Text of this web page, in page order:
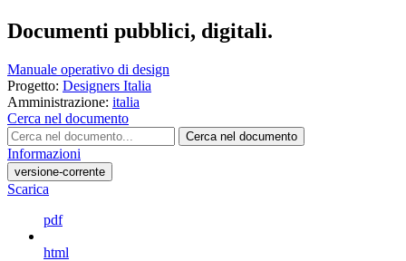
Documenti pubblici, digitali.
Manuale operativo di design
Progetto: Designers Italia
Amministrazione: italia
Cerca nel documento
Cerca nel documento
Informazioni
versione-corrente
Scarica
pdf
html